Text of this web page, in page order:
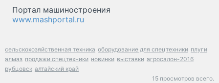
Портал машиностроения
www.mashportal.ru
сельскохозяйственная техника оборудование для спецтехники плуги
алмаз продажи спецтехники новинки выставки агросалон-2016
рубцовск алтайский край
15 просмотров всего.